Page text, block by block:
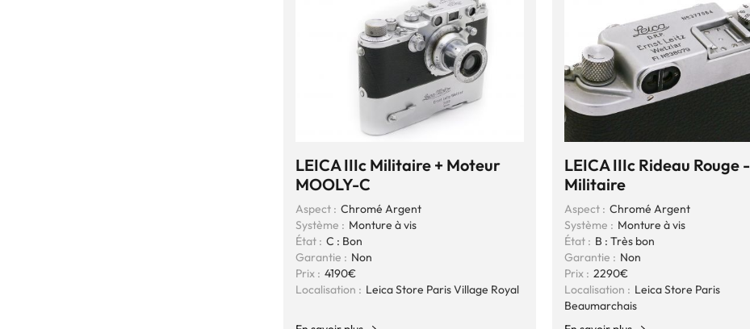
LEICA IIIc Militaire + Moteur
MOOLY-C
Aspect : Chromé Argent
Système : Monture à vis
État : C : Bon
Garantie : Non
Prix : 4190€
Localisation : Leica Store Paris Village Royal
LEICA IIIc Rideau Rouge -
Militaire
Aspect : Chromé Argent
Système : Monture à vis
État : B : Très bon
Garantie : Non
Prix : 2290€
Localisation : Leica Store Paris
Beaumarchais